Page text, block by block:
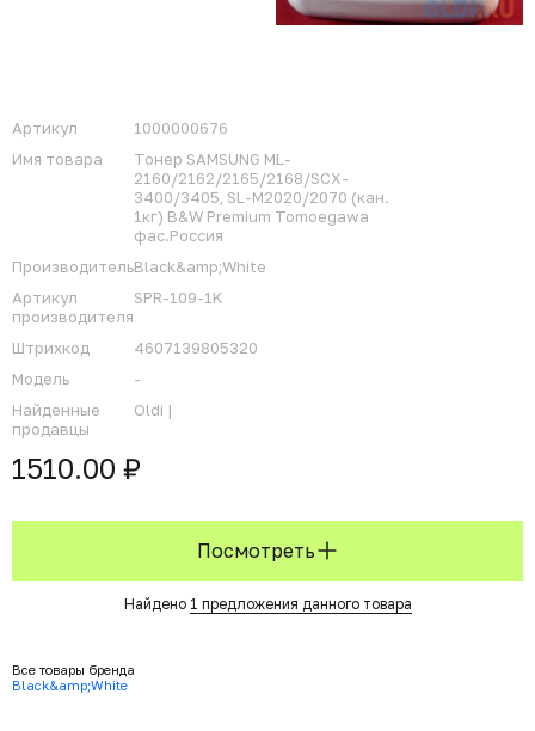
Артикул
1000000676
Имя товара
Тонер SAMSUNG ML-
2160/2162/2165/2168/SCX-
3400/3405, SL-M2020/2070 (кан.
1кг) B&W Premium Tomoegawa
фас.Россия
ПроизводительBlack&amp;White
Артикул
производителя
SPR-109-1K
Штрихкод
4607139805320
Модель
-
Найденные
продавцы
Oldi |
1510.00 ₽
Посмотреть
Найдено 1 предложения данного товара
Все товары бренда
Black&amp;White